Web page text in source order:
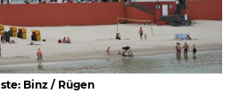
Binz / Rügen